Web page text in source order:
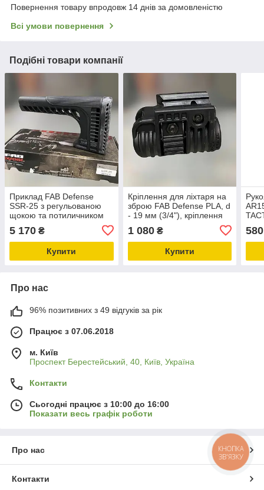
Повернення товару впродовж 14 днів за домовленістю
Всі умови повернення
Подібні товари компанії
Приклад FAB Defense
SSR-25 з регульованою
щокою та потиличником
(fx-ssr25)
5 170 ₴
Купити
Кріплення для ліхтаря на
зброю FAB Defense PLA, d
- 19 мм (3/4"), кріплення
для ЛЦВ, швидкознімне на
Picatinny
1 080₴
Купити
580
Про нас
96% позитивних з 49 відгуків за рік
Працює з 07.06.2018
м. Київ
Проспект Берестейський, 40, Київ, Україна
Контакти
Сьогодні працює з 10:00 до 16:00
Показати весь графік роботи
Про нас
Контакти
КНОПКА
ЗВ'ЯЗКУ